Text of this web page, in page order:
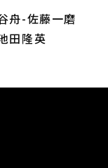
舟-佐藤一磨
田隆英